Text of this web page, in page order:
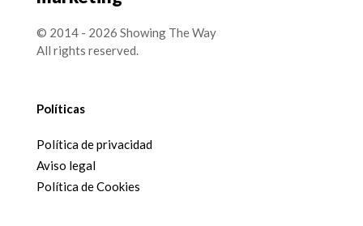
© 2014 - 2026 Showing The Way
All rights reserved.
Políticas
Política de privacidad
Aviso legal
Política de Cookies